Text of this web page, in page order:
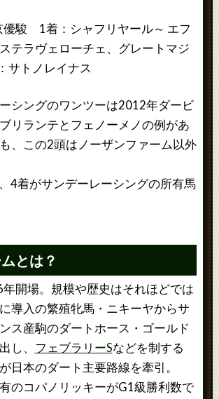
駿 1着：シャフリヤール～ エフ
テラヴェローチェ、グレートマジ
サトノレイナス
シングのワンツーは2012年ダービ
リランテとフェノーメノの例があ
、この2頭はノーザンファーム以外
4着がサンデーレーシングの所有馬
とは？
開場。規模や歴史はそれほどでは
導入の繁殖牝馬・ニキーヤからサ
ス産駒のダートホース・ゴールド
し、 フェブラリーSなどを制する
日本のダート主要路線を牽引。
のコパノリッキーがG1級勝利数で